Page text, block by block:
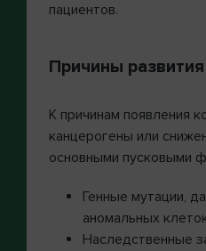
пациентов.
Причины развития
К причинам появления
канцерогены или
основными пусковыми
Генные мутации,
аномальных
Наследственные